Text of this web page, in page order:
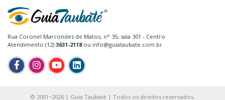
Rua Coronel Marcondes de Matos, n° 35, sala 301 - Centro
Atendimento (12) 3631-2118ou info@guiataubate.com.br
© 2001~2026 | Guia Taubaté | Todos os direitos reservados.